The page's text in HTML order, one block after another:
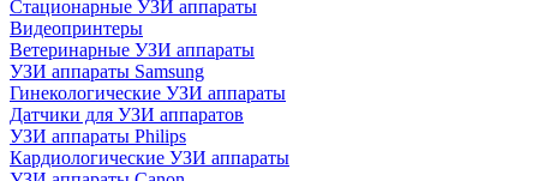
Стационарные УЗИ аппараты
Видеопринтеры
Ветеринарные УЗИ аппараты
УЗИ аппараты Samsung
Гинекологические УЗИ аппараты
Датчики для УЗИ аппаратов
УЗИ аппараты Philips
Кардиологические УЗИ аппараты